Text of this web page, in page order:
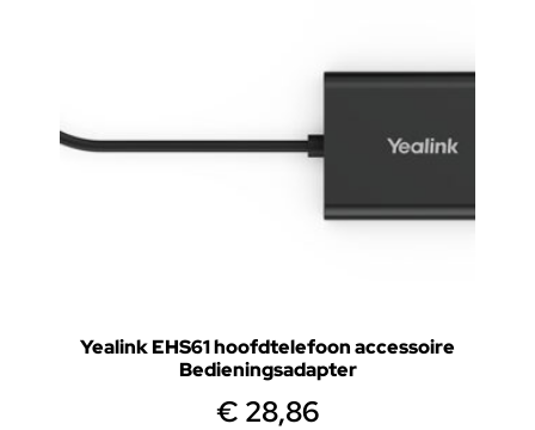
Yealink EHS61 hoofdtelefoon accessoire
Bedieningsadapter
€ 28,86